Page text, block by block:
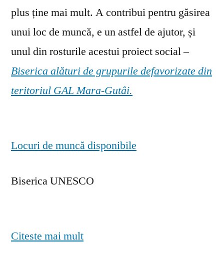
plus ține mai mult. A contribui pentru găsirea
unui loc de muncă, e un astfel de ajutor, și
unul din rosturile acestui proiect social –
Biserica alături de grupurile defavorizate din
teritoriul GAL Mara-Gutâi.
Locuri de muncă disponibile
Biserica UNESCO
Citeste mai mult